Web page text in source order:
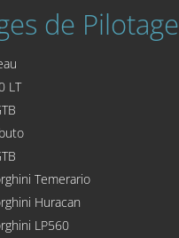
de Pilotage
LT
Temerario
Huracan
LP560